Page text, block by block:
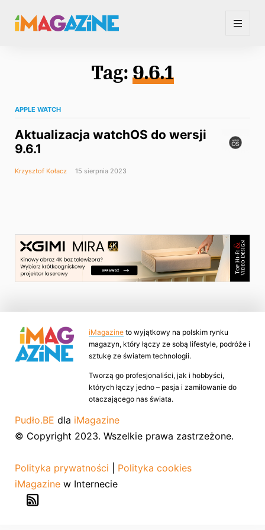
Tag: 9.6.1
APPLE WATCH
Aktualizacja watchOS do wersji
9.6.1
Krzysztof Kołacz 15 sierpnia 2023
iMagazine to wyjątkowy na polskim rynku
magazyn, który łączy ze sobą lifestyle, podróże i
sztukę ze światem technologii.
Tworzą go profesjonaliści, jak i hobbyści,
których łączy jedno – pasja i zamiłowanie do
otaczającego nas świata.
Pudło.BE dla iMagazine
© Copyright 2023. Wszelkie prawa zastrzeżone.
Polityka prywatności
Polityka cookies
iMagazine w Internecie